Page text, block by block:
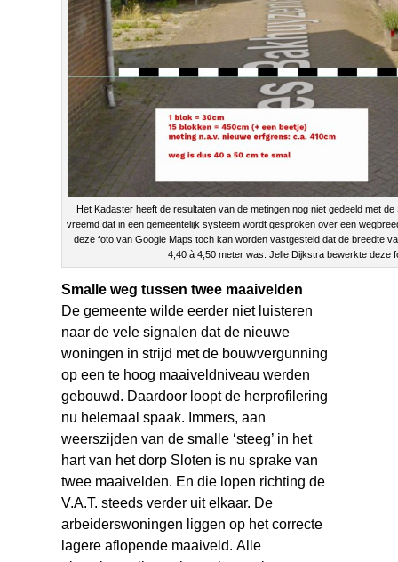
Het Kadaster heeft de resultaten van de metingen nog niet gedeeld met
vreemd dat in een gemeentelijk systeem wordt gesproken over een
deze foto van Google Maps toch kan worden vastgesteld dat de breedte
4,40 à 4,50 meter was. Jelle Dijkstra bewerkte deze
Smalle weg tussen twee maaivelden
De gemeente wilde eerder niet luisteren
naar de vele signalen dat de nieuwe
woningen in strijd met de bouwvergunning
op een te hoog maaiveldniveau werden
gebouwd. Daardoor loopt de herprofilering
nu helemaal spaak. Immers, aan
weerszijden van de smalle ‘steeg’ in het
hart van het dorp Sloten is nu sprake van
twee maaivelden. En die lopen richting de
V.A.T. steeds verder uit elkaar. De
arbeiderswoningen liggen op het correcte
lagere aflopende maaiveld. Alle